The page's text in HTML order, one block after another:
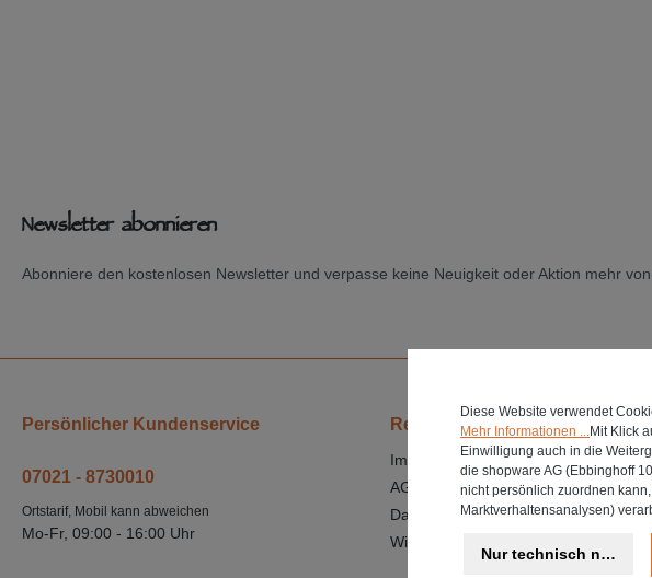
Newsletter abonnieren
Abonniere den kostenlosen Newsletter und verpasse keine Neuigkeit oder Aktion mehr von
Persönlicher Kundenservice
07021 - 8730010
Ortstarif, Mobil kann abweichen
Mo-Fr, 09:00 - 16:00 Uhr
Rechtliches
Impressum
AGB's
Datenschutz
Widerrufsbelehrung
Diese Website verwendet
Mehr Informationen ...Mit Klick
Einwilligung auch in die
die shopware AG (Ebbinghoff
nicht persönlich zuordnen
Marktverhaltensanalysen)
Nur technisch